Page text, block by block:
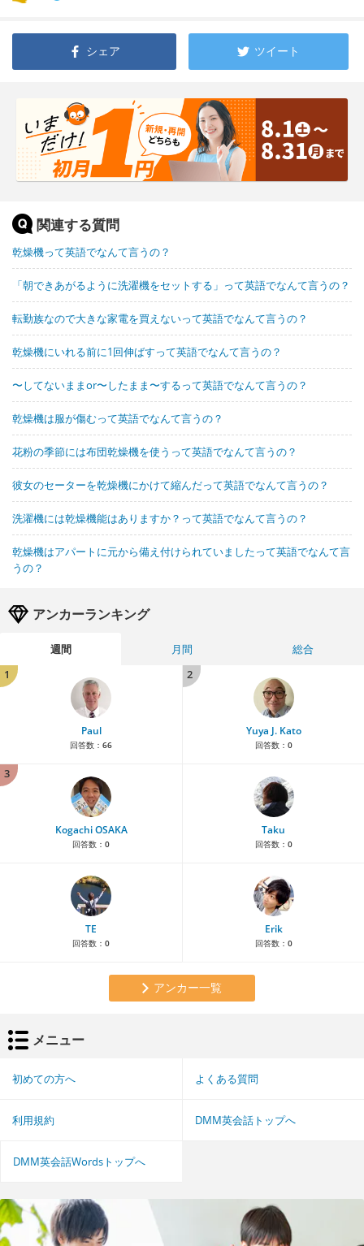
シェア ツイート
関連する質問
乾燥機って英語でなんて言うの？
「朝できあがるように洗濯機をセットする」って英語でなんて言うの？
転勤族なので大きな家電を買えないって英語でなんて言うの？
乾燥機にいれる前に1回伸ばすって英語でなんて言うの？
〜してないままor〜したまま〜するって英語でなんて言うの？
乾燥機は服が傷むって英語でなんて言うの？
花粉の季節には布団乾燥機を使うって英語でなんて言うの？
彼女のセーターを乾燥機にかけて縮んだって英語でなんて言うの？
洗濯機には乾燥機能はありますか？って英語でなんて言うの？
乾燥機はアパートに元から備え付けられていましたって英語でなんて言
うの？
アンカーランキング
週間 月間
総合
1
Paul
回答数： 66
2
Yuya J. Kato
回答数： 0
3
Kogachi OSAKA
回答数： 0
Taku
回答数： 0
TE
回答数： 0
Erik
回答数： 0
アンカー一覧
メニュー
初めての方へ よくある質問
利用規約 DMM英会話トップへ
DMM英会話Wordsトップへ